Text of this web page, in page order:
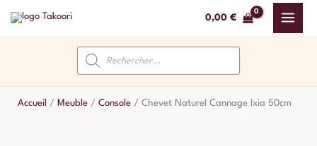
0,00 €
Recherche
de
produits
Accueil / Meuble / Console / Chevet Naturel Cannage Ixia 50cm